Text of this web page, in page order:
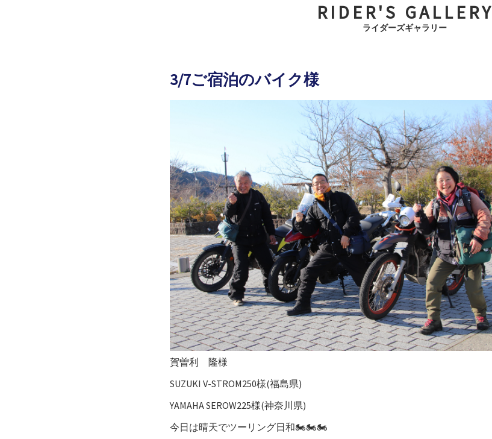
RIDER'S GALLERY
ライダーズギャラリー
3/7ご宿泊のバイク様
賀曽利 隆様
SUZUKI V-STROM250様(福島県)
YAMAHA SEROW225様(神奈川県)
今日は晴天でツーリング日和🏍🏍🏍